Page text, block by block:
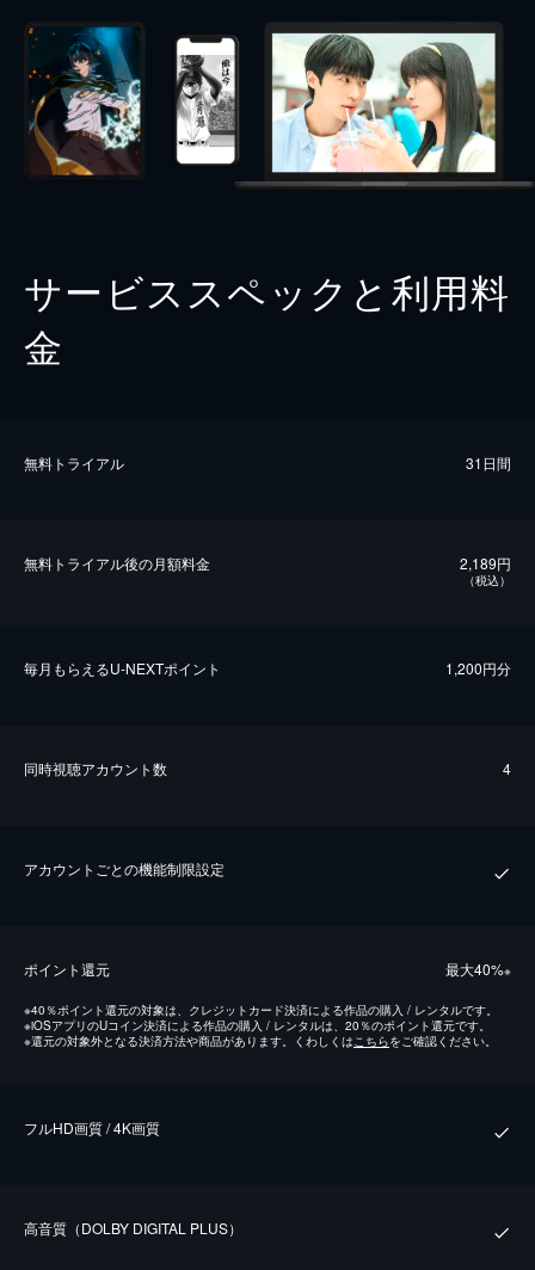
サービススペックと利用料
金
無料トライアル 31日間
無料トライアル後の⽉額料金 2,189円
（税込）
毎⽉もらえるU-NEXTポイント 1,200円分
同時視聴アカウント数 4
アカウントごとの機能制限設定
ポイント還元 最⼤40%※
※40％ポイント還元の対象は、クレジットカード決済による作品の購入 / レンタルです。
※iOSアプリのUコイン決済による作品の購入 / レンタルは、20％のポイント還元です。
※還元の対象外となる決済方法や商品があります。くわしくはこちらをご確認ください。
フルHD画質 / 4K画質
⾼⾳質（DOLBY DIGITAL PLUS）